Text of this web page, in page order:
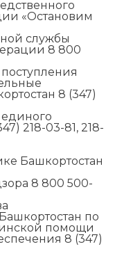
«Остановим
службы
8 800
8 (347)
218-03-81, 218-
Башкортостан
8 800 500-
по
помощи
8 (347)